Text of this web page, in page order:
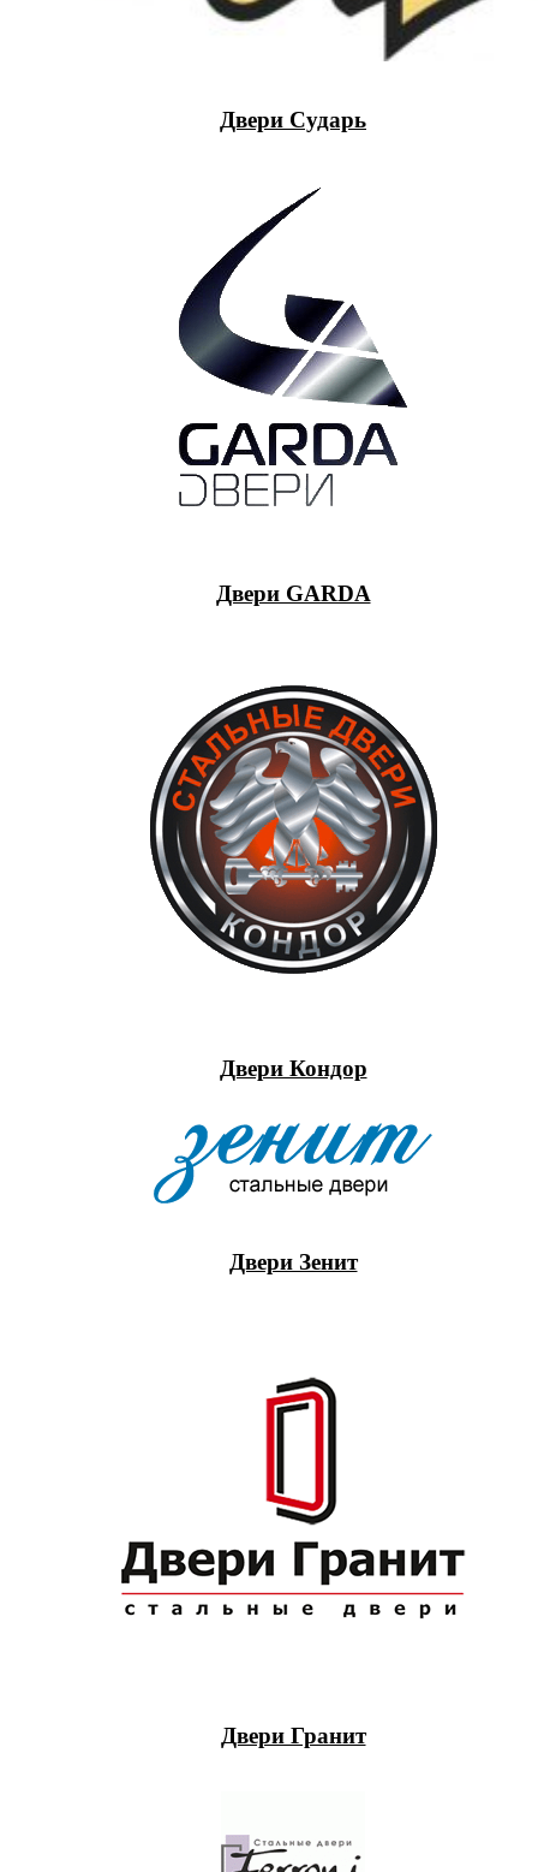
Двери Сударь
Двери GARDA
Двери Кондор
Двери Зенит
Двери Гранит